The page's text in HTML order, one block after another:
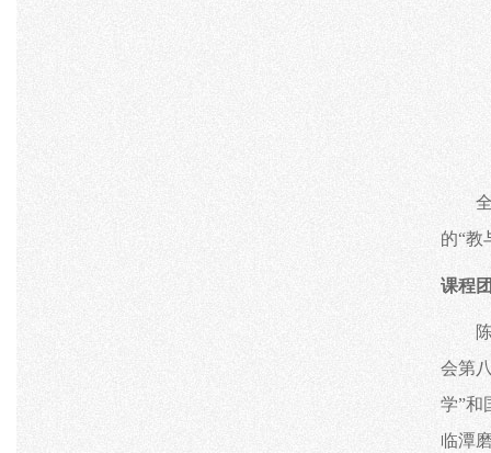
的“教
课程
会第
学”和
临潭